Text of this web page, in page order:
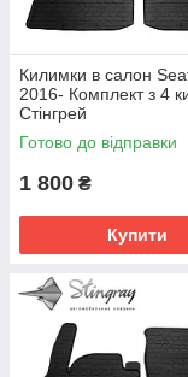
Килимки в салон
2016- Комплект з 4
Стінгрей
Готово до відправки
1 800 ₴
Купити